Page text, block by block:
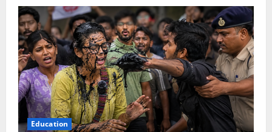
मंतर
विवाद
पर
पंजाब
पुलिस
की
सफाई,
ISI
मॉड्यूल
के
कनेक्शन
पर
बदला
बयान;
Education